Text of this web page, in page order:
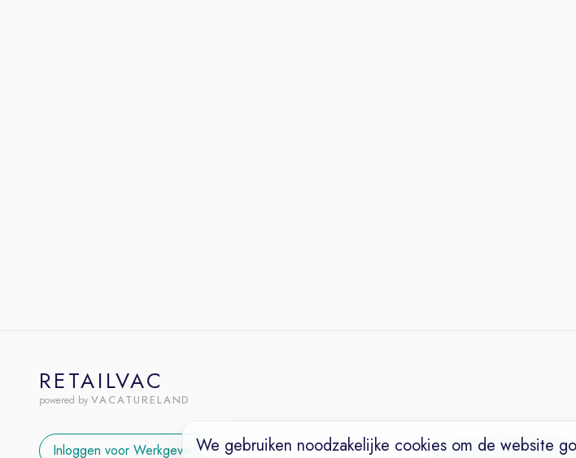
RETAILVAC
powered by VACATURELAND
Inloggen voor Werkgevers VacaturesNiches
We gebruiken noodzakelijke cookies om de website